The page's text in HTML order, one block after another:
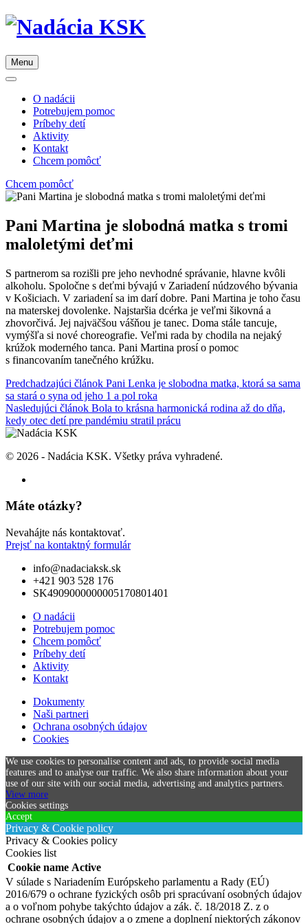
Menu
O nadácii
Potrebujem pomoc
Príbehy detí
Aktivity
Kontakt
Chcem pomôcť
Chcem pomôcť
Pani Martina je slobodná matka s tromi
maloletými deťmi
S partnerom sa rozišli pre jeho nevhodné správanie, hlavne kvôli
alkoholu. Spoločne s deťmi bývajú v Zariadení núdzového bývania
v Košiciach. V zariadení sa im darí dobre. Pani Martina je toho času
na materskej dovolenke. Najstaršia dcérka je veľmi šikovná a
zhovorčivá. Jej najväčšou vášňou je tanec. Doma stále tancuje,
vymýšľa si nové choreografie. Veľmi rada by chodila na nejaký
krúžok moderného tanca. Pani Martina prosí o pomoc
s financovaním tanečného krúžku.
Navigácia
v
článku
Predchadzajúci článok Pani Lenka je slobodna matka, ktorá sa sama
sa stará o syna od jeho 1 a pol roka
Nasledujúci článok Bola to krásna harmonická rodina až do dňa,
kedy otec detí pre pandémiu stratil prácu
© 2026 - Nadácia KSK. Všetky práva vyhradené.
Máte otázky?
Nevahájte nás kontaktovať.
Prejsť na kontaktný formulár
info@nadaciaksk.sk
+421 903 528 176
SK4909000000005170801401
O nadácii
Potrebujem pomoc
Chcem pomôcť
Príbehy detí
Aktivity
Kontakt
Dokumenty
Naši partneri
Ochrana osobných údajov
Cookies
We use cookies to personalise content and ads, to provide social media
features and to analyse our traffic. We also share information about your
use of our site with our social media, advertising and analytics partners.
View more
Cookies settings
Accept
Privacy & Cookie policy
Privacy & Cookies policy
Cookies list
Cookie name Active
V súlade s Nariadením Európskeho parlamentu a Rady (EÚ)
2016/679 o ochrane fyzických osôb pri spracúvaní osobných údajov
a o voľnom pohybe takýchto údajov a zák. č. 18/2018 Z. z o
ochrane osobných údajov a o zmene a doplnení niektorých zákonov